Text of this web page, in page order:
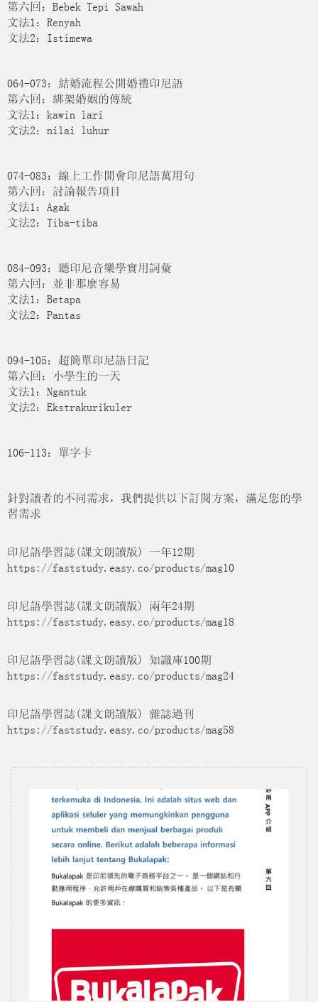
第六回：Bebek Tepi Sawah
文法1：Renyah
文法2：Istimewa
064-073：結婚流程公開婚禮印尼語
第六回：綁架婚姻的傳統
文法1：kawin lari
文法2：nilai luhur
074-083：線上工作開會印尼語萬用句
第六回：討論報告項目
文法1：Agak
文法2：Tiba-tiba
084-093：聽印尼音樂學實用詞彙
第六回：並非那麼容易
文法1：Betapa
文法2：Pantas
094-105：超簡單印尼語日記
第六回：小學生的一天
文法1：Ngantuk
文法2：Ekstrakurikuler
106-113：單字卡
針對讀者的不同需求，我們提供以下訂閱方案，滿足您的學
習需求
印尼語學習誌(課文朗讀版) 一年12期
https://faststudy.easy.co/products/mag10
印尼語學習誌(課文朗讀版) 兩年24期
https://faststudy.easy.co/products/mag18
印尼語學習誌(課文朗讀版) 知識庫100期
https://faststudy.easy.co/products/mag24
印尼語學習誌(課文朗讀版) 雜誌過刊
https://faststudy.easy.co/products/mag58